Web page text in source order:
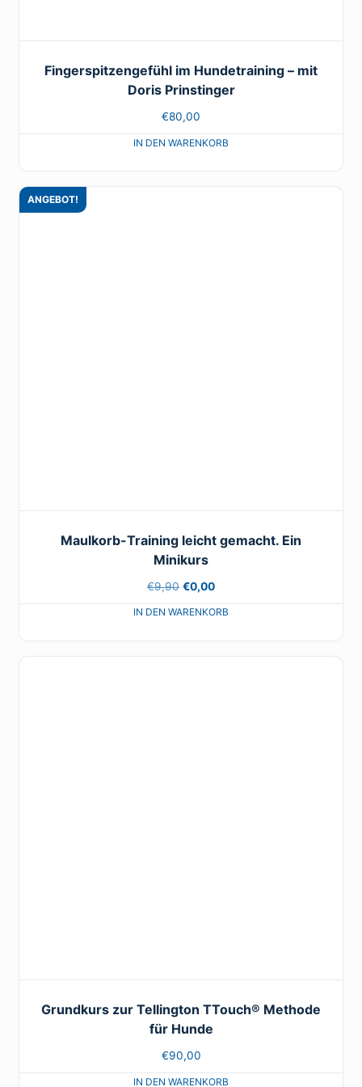
Fingerspitzengefühl im Hundetraining – mit
Doris Prinstinger
€80,00
ANGEBOT!
Maulkorb-Training leicht gemacht. Ein
Minikurs
€9,90 Ursprünglicher
Preis
€0,00Aktueller
Preis
Grundkurs zur Tellington TTouch® Methode
für Hunde
€90,00